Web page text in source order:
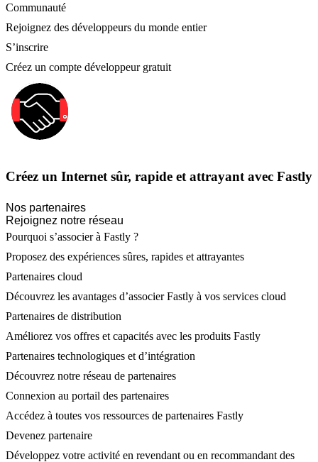
Communauté
Rejoignez des développeurs du monde entier
S’inscrire
Créez un compte développeur gratuit
Créez un Internet sûr, rapide et attrayant avec Fastly
Nos partenaires
Rejoignez notre réseau
Pourquoi s’associer à Fastly ?
Proposez des expériences sûres, rapides et attrayantes
Partenaires cloud
Découvrez les avantages d’associer Fastly à vos services cloud
Partenaires de distribution
Améliorez vos offres et capacités avec les produits Fastly
Partenaires technologiques et d’intégration
Découvrez notre réseau de partenaires
Connexion au portail des partenaires
Accédez à toutes vos ressources de partenaires Fastly
Devenez partenaire
Développez votre activité en revendant ou en recommandant des